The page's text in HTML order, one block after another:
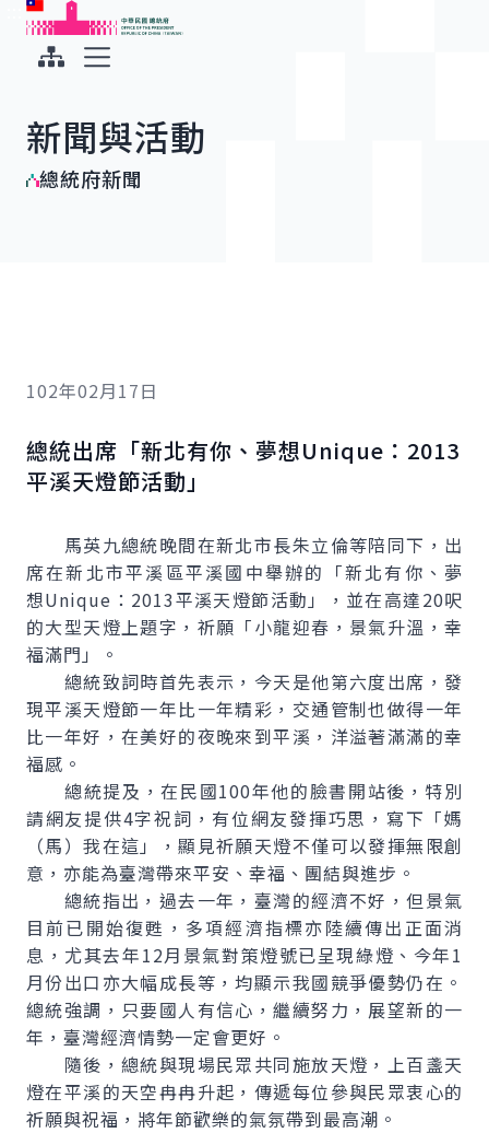
跳到主要內容
中華民國總統府
新聞與活動
總統府新聞
102年02月17日
總統出席「新北有你、夢想Unique ：2013
平溪天燈節活動」
馬英九總統晚間在新北市長朱立倫等陪同下，出
席在新北市平溪區平溪國中舉辦的「新北有你、夢
想Unique ：2013平溪天燈節活動」，並在高達20呎
的大型天燈上題字，祈願「小龍迎春，景氣升溫，幸
福滿門」。
總統致詞時首先表示，今天是他第六度出席，發
現平溪天燈節一年比一年精彩，交通管制也做得一年
比一年好，在美好的夜晚來到平溪，洋溢著滿滿的幸
福感。
總統提及，在民國100年他的臉書開站後，特別
請網友提供4字祝詞，有位網友發揮巧思，寫下「媽
（馬）我在這」，顯見祈願天燈不僅可以發揮無限創
意，亦能為臺灣帶來平安、幸福、團結與進步。
總統指出，過去一年，臺灣的經濟不好，但景氣
目前已開始復甦，多項經濟指標亦陸續傳出正面消
息，尤其去年12月景氣對策燈號已呈現綠燈、今年1
月份出口亦大幅成長等，均顯示我國競爭優勢仍在。
總統強調，只要國人有信心，繼續努力，展望新的一
年，臺灣經濟情勢一定會更好。
隨後，總統與現場民眾共同施放天燈，上百盞天
燈在平溪的天空冉冉升起，傳遞每位參與民眾衷心的
祈願與祝福，將年節歡樂的氣氛帶到最高潮。